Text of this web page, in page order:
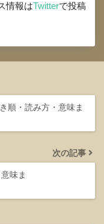
情報はTwitterで投稿
順・読み方・意味ま
次の記事
味ま